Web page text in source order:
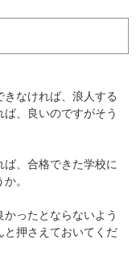
なければ、浪人する
、良いのですがそう
、合格できた学校に
。
ったとならないよう
と押さえておいてくだ